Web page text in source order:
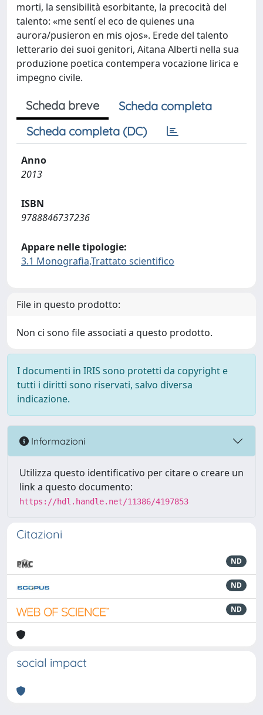
morti, la sensibilità esorbitante, la precocità del
talento: «me sentí el eco de quienes una
aurora/pusieron en mis ojos». Erede del talento
letterario dei suoi genitori, Aitana Alberti nella sua
produzione poetica contempera vocazione lirica e
impegno civile.
Scheda breve
Scheda completa
Scheda completa (DC)
Anno
2013
ISBN
9788846737236
Appare nelle tipologie:
3.1 Monografia,Trattato scientifico
File in questo prodotto:
Non ci sono file associati a questo prodotto.
I documenti in IRIS sono protetti da copyright e
tutti i diritti sono riservati, salvo diversa
indicazione.
Informazioni
Utilizza questo identificativo per citare o creare un
link a questo documento:
https://hdl.handle.net/11386/4197853
Citazioni
ND
ND
ND
social impact